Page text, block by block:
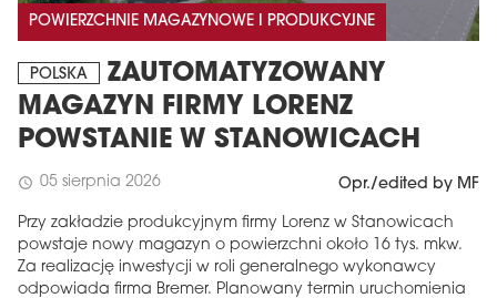
POWIERZCHNIE MAGAZYNOWE I PRODUKCYJNE
POLSKA
ZAUTOMATYZOWANY
MAGAZYN FIRMY LORENZ
POWSTANIE W STANOWICACH
schedule 05 sierpnia 2026 Opr./edited by MF
Przy zakładzie produkcyjnym firmy Lorenz w Stanowicach
powstaje nowy magazyn o powierzchni około 16 tys. mkw.
Za realizację inwestycji w roli generalnego wykonawcy
odpowiada firma Bremer. Planowany termin uruchomienia